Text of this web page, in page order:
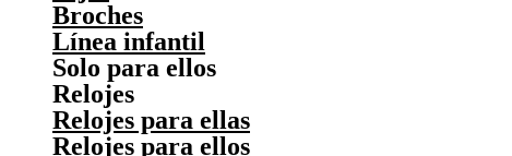
Broches
Línea infantil
Solo para ellos
Relojes
Relojes para ellas
Relojes para ellos